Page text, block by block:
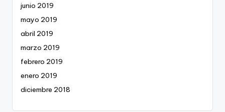
junio 2019
mayo 2019
abril 2019
marzo 2019
febrero 2019
enero 2019
diciembre 2018